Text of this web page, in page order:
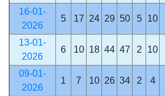
16-01-
2026
5 17 24 29 50 5 10
13-01-
2026
6 10 18 44 47 2 10
09-01-
2026
1 7 10 26 34 2 4